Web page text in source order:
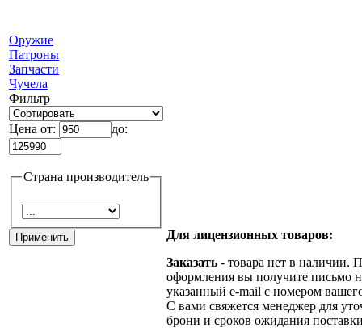
Оружие
Патроны
Запчасти
Чучела
Фильтр
Цена от: до:
Страна производитель
Для лицензионных товаров:
Заказать - товара нет в наличии.
оформления вы получите письмо
указанный e-mail с номером
С вами свяжется менеджер для
брони и сроков ожидания